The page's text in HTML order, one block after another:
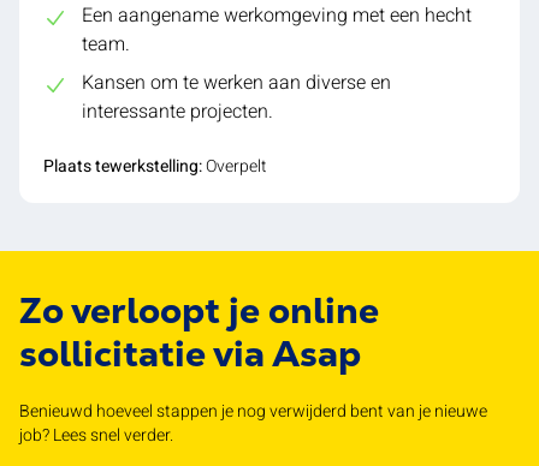
Een aangename werkomgeving met een hecht
team.
Kansen om te werken aan diverse en
interessante projecten.
Plaats tewerkstelling:Overpelt
Zo verloopt je online
sollicitatie via Asap
Benieuwd hoeveel stappen je nog verwijderd bent van je nieuwe
job? Lees snel verder.